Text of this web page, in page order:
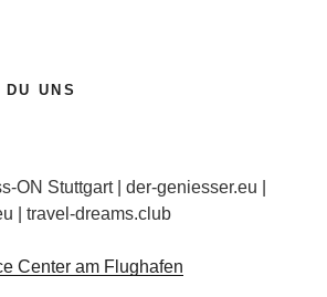
UNS
ON Stuttgart | der-geniesser.eu |
| travel-dreams.club
Center am Flughafen